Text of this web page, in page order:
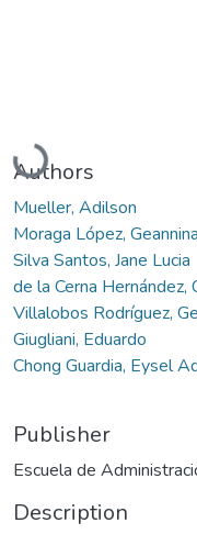
Loading...
Authors
Mueller, Adilson
Moraga López, Geannina
Silva Santos, Jane Lucia
de la Cerna Hernández,
Villalobos Rodríguez,
Giugliani, Eduardo
Chong Guardia, Eysel
Publisher
Escuela de
Description